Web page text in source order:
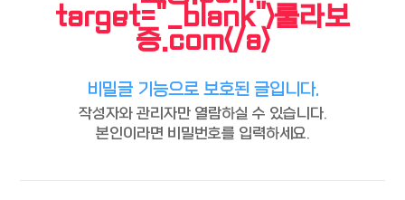
target="_blank">룰라보
증.com</a>
비밀글 기능으로 보호된 글입니다.
작성자와 관리자만 열람하실 수 있습니다.
본인이라면 비밀번호를 입력하세요.